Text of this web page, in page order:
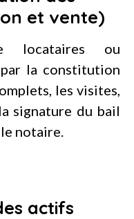
et vente)
locataires ou
par la constitution
les visites,
signature du bail
le notaire.
actifs